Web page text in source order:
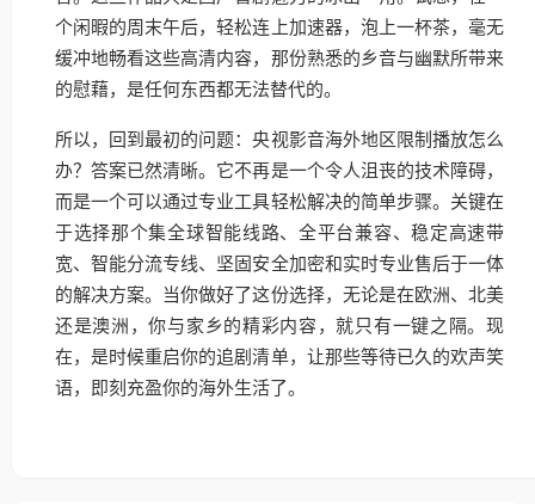
个闲暇的周末午后，轻松连上加速器，泡上一杯茶，毫无
缓冲地畅看这些高清内容，那份熟悉的乡音与幽默所带来
的慰藉，是任何东西都无法替代的。
所以，回到最初的问题：央视影音海外地区限制播放怎么
办？答案已然清晰。它不再是一个令人沮丧的技术障碍，
而是一个可以通过专业工具轻松解决的简单步骤。关键在
于选择那个集全球智能线路、全平台兼容、稳定高速带
宽、智能分流专线、坚固安全加密和实时专业售后于一体
的解决方案。当你做好了这份选择，无论是在欧洲、北美
还是澳洲，你与家乡的精彩内容，就只有一键之隔。现
在，是时候重启你的追剧清单，让那些等待已久的欢声笑
语，即刻充盈你的海外生活了。